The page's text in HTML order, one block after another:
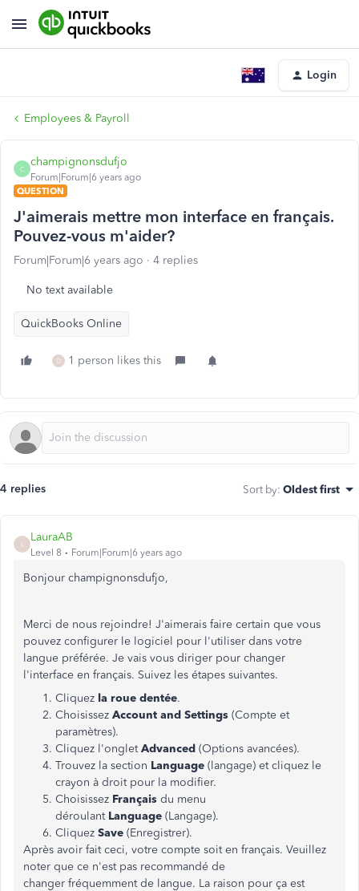
Login
Employees & Payroll
C
champignonsdufjo
Forum|Forum|6 years ago
QUESTION
J'aimerais mettre mon interface en français.
Pouvez-vous m'aider?
Forum|Forum|6 years ago 4 replies
No text available
QuickBooks Online
D 1 person likes this
4 replies Sort by: Oldest first
LauraAB
Level 8 Forum|Forum|6 years ago
Bonjour champignonsdufjo,
Merci de nous rejoindre! J'aimerais faire certain que vous
pouvez configurer le logiciel pour l'utiliser dans votre
langue préférée. Je vais vous diriger pour changer
l'interface en français. Suivez les étapes suivantes.
Cliquez la roue dentée.
Choisissez Account and Settings (Compte et
paramètres).
Cliquez l'ongletAdvanced (Options avancées).
Trouvez la section Language (langage) et cliquez le
crayon à droit pour la modifier.
Choisissez Français du menu
déroulant Language (Langage).
Cliquez Save (Enregistrer).
Après avoir fait ceci, votre compte soit en français. Veuillez
noter que ce n'est pas recommandé de
changer fréquemment de langue. La raison pour ça est